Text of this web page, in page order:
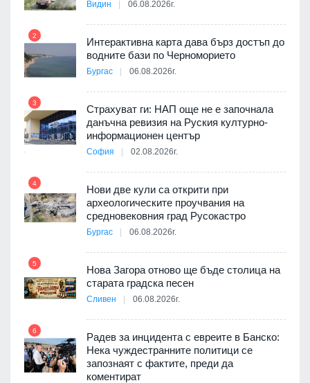
Видин 06.08.2026г.
2
Интерактивна карта дава бърз достъп до
водните бази по Черноморието
Бургас 06.08.2026г.
3
Страхуват ги: НАП още не е започнала
данъчна ревизия на Руския културно-
информационен център
София 02.08.2026г.
4
Нови две кули са открити при
археологическите проучвания на
средновековния град Русокастро
Бургас 06.08.2026г.
5
Нова Загора отново ще бъде столица на
старата градска песен
Сливен 06.08.2026г.
6
Радев за инцидента с евреите в Банско:
Нека чуждестранните политици се
запознаят с фактите, преди да
коментират